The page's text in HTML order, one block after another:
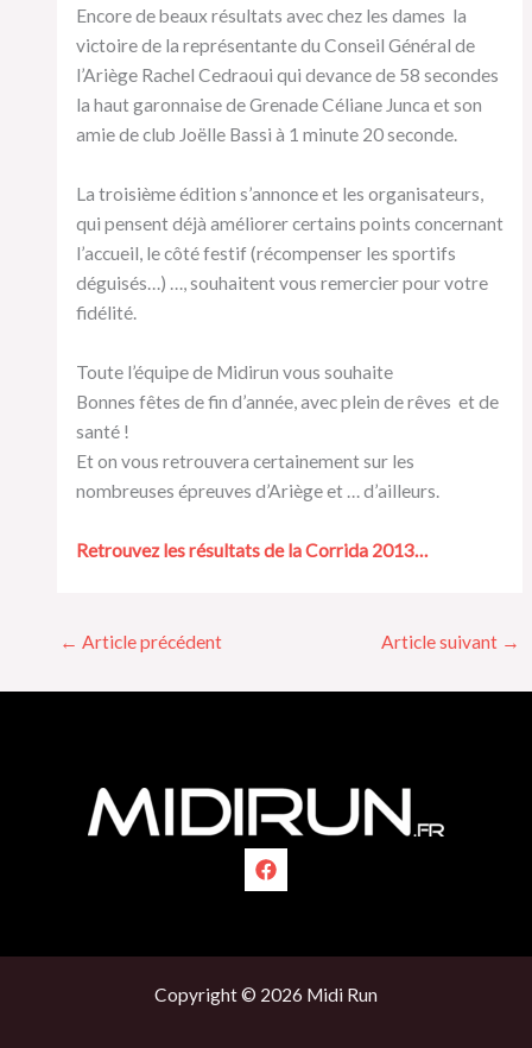
Encore de beaux résultats avec chez les dames la
victoire de la représentante du Conseil Général de
l’Ariège Rachel Cedraoui qui devance de 58 secondes
la haut garonnaise de Grenade Céliane Junca et son
amie de club Joëlle Bassi à 1 minute 20 seconde.
La troisième édition s’annonce et les organisateurs,
qui pensent déjà améliorer certains points concernant
l’accueil, le côté festif (récompenser les sportifs
déguisés…) …, souhaitent vous remercier pour votre
fidélité.
Toute l’équipe de Midirun vous souhaite
Bonnes fêtes de fin d’année, avec plein de rêves et de
santé !
Et on vous retrouvera certainement sur les
nombreuses épreuves d’Ariège et … d’ailleurs.
Retrouvez les résultats de la Corrida 2013…
← Article précédent Article suivant →
Copyright © 2026 Midi Run